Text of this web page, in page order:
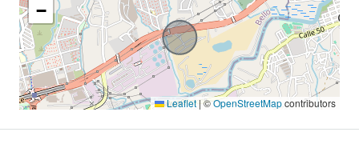
−
Leaflet|©OpenStreetMapcontributors